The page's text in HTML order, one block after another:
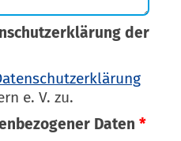
der
e. V. zu.
Daten *